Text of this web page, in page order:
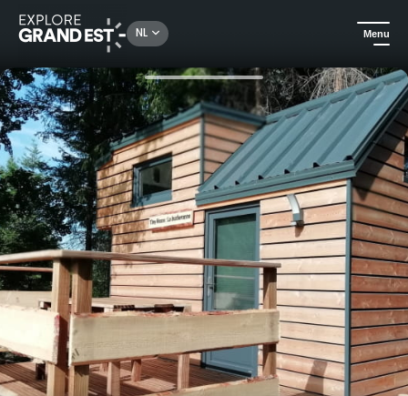
NL Menu
Kijk je ogen uit in de Grand Est Saveurs Vosgiennes - tiny house la Bûcheronne